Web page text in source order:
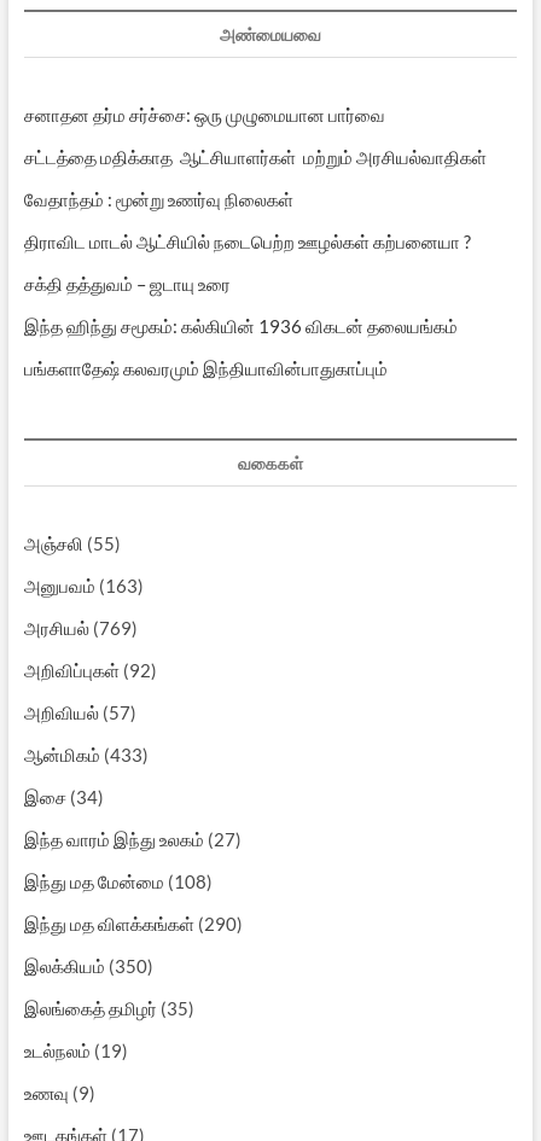
அண்மையவை
சனாதன தர்ம சர்ச்சை: ஒரு முழுமையான பார்வை
சட்டத்தை மதிக்காத ஆட்சியாளர்கள் மற்றும் அரசியல்வாதிகள்
வேதாந்தம் : மூன்று உணர்வு நிலைகள்
திராவிட மாடல் ஆட்சியில் நடைபெற்ற ஊழல்கள் கற்பனையா ?
சக்தி தத்துவம் – ஜடாயு உரை
இந்த ஹிந்து சமூகம்: கல்கியின் 1936 விகடன் தலையங்கம்
பங்களாதேஷ் கலவரமும் இந்தியாவின்பாதுகாப்பும்
வகைகள்
அஞ்சலி (55)
அனுபவம் (163)
அரசியல்(769)
அறிவிப்புகள்(92)
அறிவியல்(57)
ஆன்மிகம் (433)
இசை(34)
இந்த வாரம் இந்து உலகம் (27)
இந்து மத மேன்மை (108)
இந்து மத விளக்கங்கள்(290)
இலக்கியம் (350)
இலங்கைத் தமிழர் (35)
உடல்நலம் (19)
உணவு (9)
ஊடகங்கள்(17)